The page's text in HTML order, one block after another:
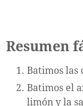
Resumen
Batimos las
Batimos el
limón y la